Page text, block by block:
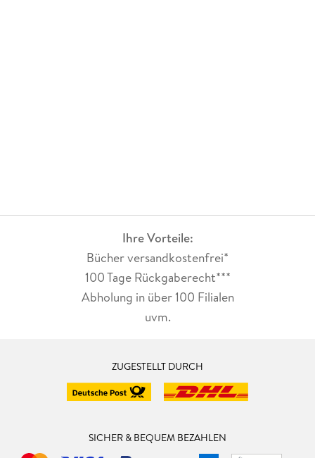
Auch Band 3 verspricht dem Leser atemlose Spannung und
weit gefehlt. denn am Ende steht der Satz: das Abenteuer
geht weiter! Einerseits eine große Freunde, das die Reihe mit
diesem Buch noch nicht zu Ende ist... aber eigentlich mag ich
ja keine Cliffhanger... also eigentlich.... wann geht es weiter?
Nephelim Hunter ihren Anfang hat. Ich würde jedem
interessierten Leser empfehlen bei Band 2 zu starten. Denn
dann macht das Lesen richtig Spaß.
Ich persönlich hatte wieder ein Lesehighlight der Extraklasse
und kann diese Reihe nur absolut empfehlen!
Ihre Vorteile:
Bücher versandkostenfrei*
100 Tage Rückgaberecht***
Abholung in über 100 Filialen
uvm.
ZUGESTELLT DURCH
SICHER & BEQUEM BEZAHLEN